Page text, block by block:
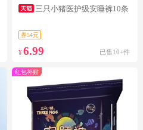
三只小猪医护级安睡裤10条
券54元
¥6.99 已售10+件
红包补贴